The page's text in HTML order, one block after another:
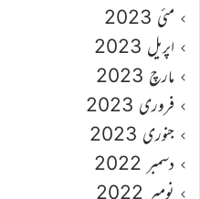
مئی 2023
اپریل 2023
مارچ 2023
فروری 2023
جنوری 2023
دسمبر 2022
نومبر 2022